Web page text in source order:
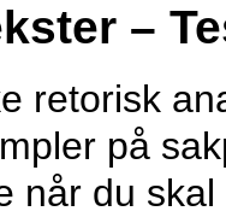
–
retorisk
på
når du